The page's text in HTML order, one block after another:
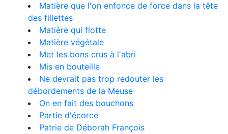
Matière que l'on enfonce de force dans la tête
des fillettes
Matière qui flotte
Matière végétale
Met les bons crus à l'abri
Mis en bouteille
Ne devrait pas trop redouter les
débordements de la Meuse
On en fait des bouchons
Partie d'écorce
Patrie de Déborah François